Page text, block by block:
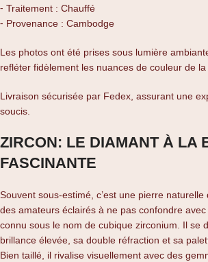
⁃ Traitement : Chauffé
⁃ Provenance : Cambodge
Les photos ont été prises sous lumière
refléter fidèlement les nuances de couleur de
Livraison sécurisée par Fedex, assurant une
soucis.
ZIRCON: LE DIAMANT À LA
FASCINANTE
Souvent sous-estimé, c’est une pierre naturelle
des amateurs éclairés à ne pas confondre
connu sous le nom de cubique zirconium. Il se
brillance élevée, sa double réfraction et sa
Bien taillé, il rivalise visuellement avec des